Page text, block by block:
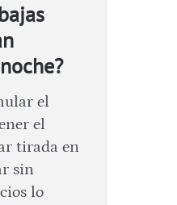
el
el
tirada en
sin
lo